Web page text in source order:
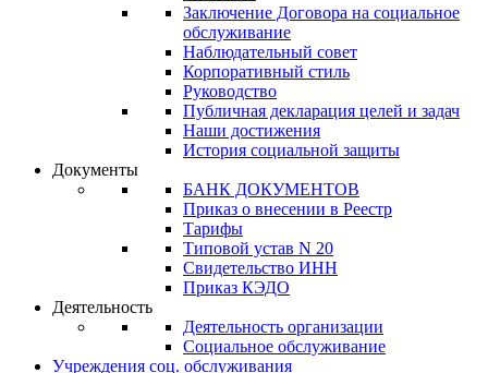
Заключение Договора на социальное
обслуживание
Наблюдательный совет
Корпоративный стиль
Руководство
Публичная декларация целей и задач
Наши достижения
История социальной защиты
Документы
БАНК ДОКУМЕНТОВ
Приказ о внесении в Реестр
Тарифы
Типовой устав N 20
Свидетельство ИНН
Приказ КЭДО
Деятельность
Деятельность организации
Социальное обслуживание
Учреждения соц. обслуживания